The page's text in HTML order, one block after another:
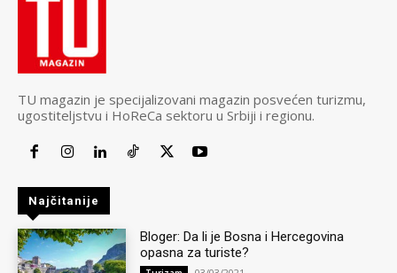
TU magazin je specijalizovani magazin posvećen turizmu,
ugostiteljstvu i HoReCa sektoru u Srbiji i regionu.
Najčitanije
Bloger: Da li je Bosna i Hercegovina
opasna za turiste?